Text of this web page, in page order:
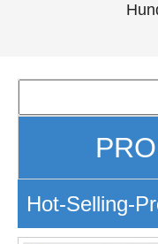
Hot-Selling-